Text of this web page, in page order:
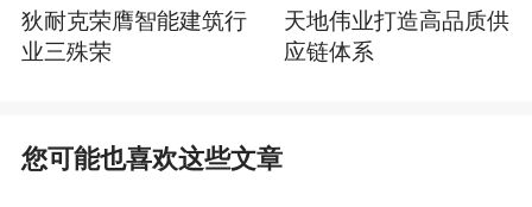
狄耐克荣膺智能建筑行
业三殊荣
天地伟业打造高品质供
应链体系
您可能也喜欢这些文章